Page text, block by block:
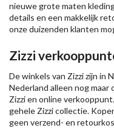
nieuwegrote maten
details en een makkelijk
onze duizenden klanten
Zizzi
De winkels van Zizzi zijn in
Nederland alleen nog maar
Zizzi en online
gehele Zizzi collectie.
geen verzend- en